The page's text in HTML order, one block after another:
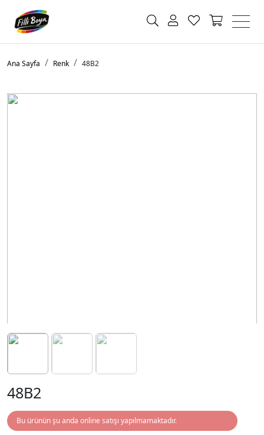
Ana Sayfa Renk 48B2
48B2
Bu ürünün şu anda online satışı yapılmamaktadır.